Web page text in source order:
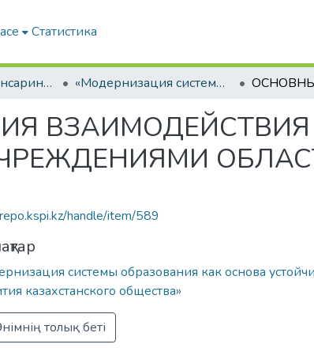
Статистика
Материалы Алтынсаринских педагогических чтений «Модернизация системы образования как основа устойчивого развития казахстанского общества»
ВЗАИМОДЕЙСТВИЯ
handle/item/589
системы образования как основа
казахстанского общества»
толық беті